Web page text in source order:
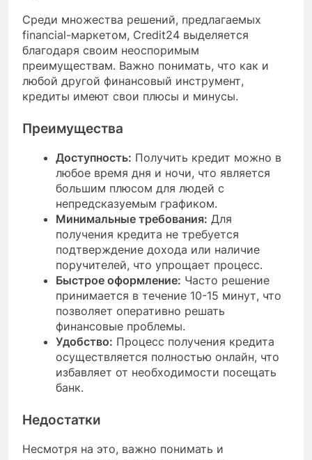
Среди множества решений, предлагаемых
financial-маркетом, Credit24 выделяется
благодаря своим неоспоримым
преимуществам. Важно понимать, что как и
любой другой финансовый инструмент,
кредиты имеют свои плюсы и минусы.
Преимущества
Доступность: Получить кредит можно в
любое время дня и ночи, что является
большим плюсом для людей с
непредсказуемым графиком.
Минимальные требования: Для
получения кредита не требуется
подтверждение дохода или наличие
поручителей, что упрощает процесс.
Быстрое оформление: Часто решение
принимается в течение 10-15 минут, что
позволяет оперативно решать
финансовые проблемы.
Удобство: Процесс получения кредита
осуществляется полностью онлайн, что
избавляет от необходимости посещать
банк.
Недостатки
Несмотря на это, важно понимать и